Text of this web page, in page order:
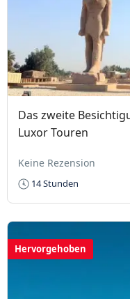
Das zweite
Luxor Touren
Keine Rezension
14 Stunden
Hervorgehoben